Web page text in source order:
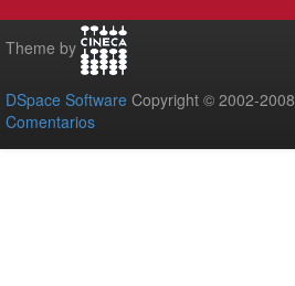
Theme by
DSpace Software Copyright © 2002-2008
Comentarios